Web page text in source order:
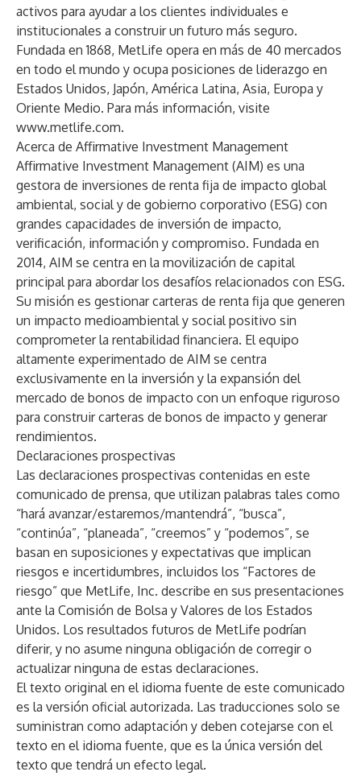
activos para ayudar a los clientes individuales e
institucionales a construir un futuro más seguro.
Fundada en 1868, MetLife opera en más de 40 mercados
en todo el mundo y ocupa posiciones de liderazgo en
Estados Unidos, Japón, América Latina, Asia, Europa y
Oriente Medio. Para más información, visite
www.metlife.com.
Acerca de Affirmative Investment Management
Affirmative Investment Management (AIM) es una
gestora de inversiones de renta fija de impacto global
ambiental, social y de gobierno corporativo (ESG) con
grandes capacidades de inversión de impacto,
verificación, información y compromiso. Fundada en
2014, AIM se centra en la movilización de capital
principal para abordar los desafíos relacionados con ESG.
Su misión es gestionar carteras de renta fija que generen
un impacto medioambiental y social positivo sin
comprometer la rentabilidad financiera. El equipo
altamente experimentado de AIM se centra
exclusivamente en la inversión y la expansión del
mercado de bonos de impacto con un enfoque riguroso
para construir carteras de bonos de impacto y generar
rendimientos.
Declaraciones prospectivas
Las declaraciones prospectivas contenidas en este
comunicado de prensa, que utilizan palabras tales como
“hará avanzar/estaremos/mantendrá”, “busca”,
“continúa”, “planeada”, “creemos” y “podemos”, se
basan en suposiciones y expectativas que implican
riesgos e incertidumbres, incluidos los “Factores de
riesgo” que MetLife, Inc. describe en sus presentaciones
ante la Comisión de Bolsa y Valores de los Estados
Unidos. Los resultados futuros de MetLife podrían
diferir, y no asume ninguna obligación de corregir o
actualizar ninguna de estas declaraciones.
El texto original en el idioma fuente de este comunicado
es la versión oficial autorizada. Las traducciones solo se
suministran como adaptación y deben cotejarse con el
texto en el idioma fuente, que es la única versión del
texto que tendrá un efecto legal.